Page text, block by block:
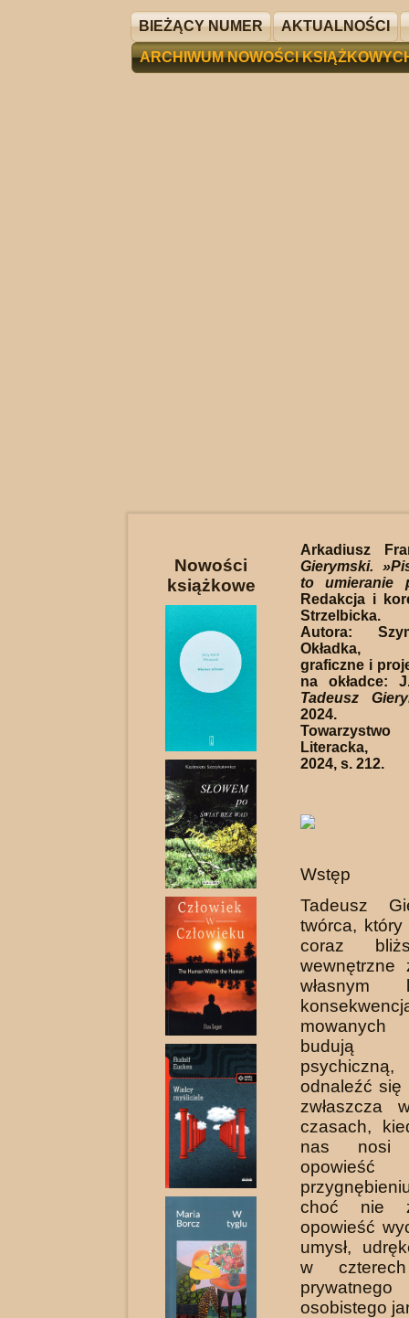
BIEŻĄCY NUMER AKTUALNOŚCI
ARCHIWUM NOWOŚCI
Nowości
książkowe
Arkadiusz
Gierymski.
to umieranie
Redakcja i
Autora:
Okładka,
graficzne i
na okładce:
Tadeusz
2024.
Literacka,
2024, s. 212.
Wstęp
Tadeusz
twórca,
coraz
wewnętrzne
budują
odnaleźć się
zwłaszcza
czasach,
nas nosi
choć nie
opowieść
umysł,
w
osobistego